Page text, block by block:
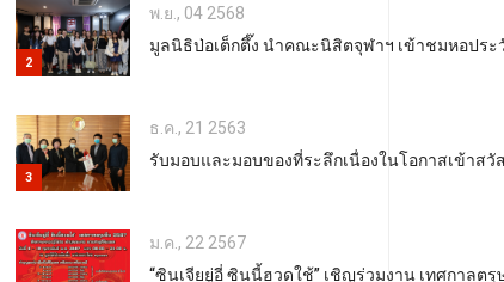
2
พ.ย., 04 2568
มูลนิธิป่อเต็กตึ๊ง นำคณะนิสิตจุฬาฯ เข้าชมหอประ
3
ธ.ค., 21 2563
รับมอบและมอบของที่ระลึกเนื่องในโอกาสเข้าสวั
ม.ค., 22 2567
“ซินเจียยู่อี่ ซินนี้ฮวดใช้” เชิญร่วมงาน เทศกาลต